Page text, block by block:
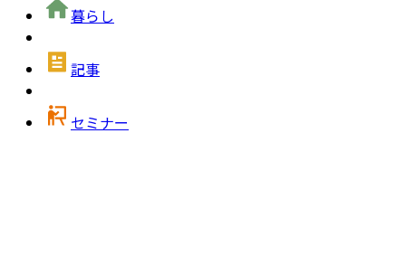
暮らし
記事
セミナー